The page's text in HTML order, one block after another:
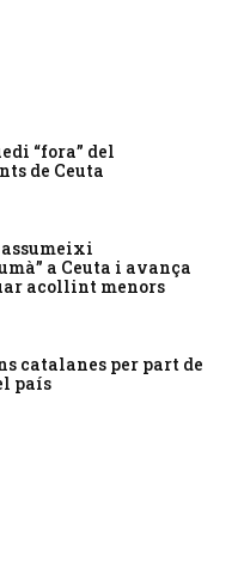
“fora” del
de Ceuta
assumeixi
a Ceuta i avança
acollint menors
catalanes per part de
país